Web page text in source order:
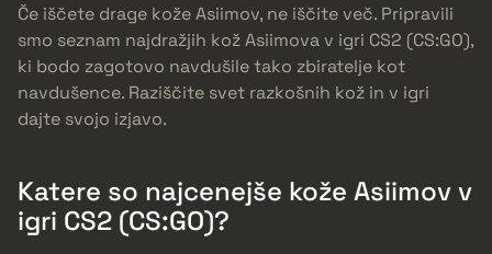
Če iščete drage kože Asiimov, ne iščite več. Pripravili
smo seznam najdražjih kož Asiimova v igri CS2 (CS:GO),
ki bodo zagotovo navdušile tako zbiratelje kot
navdušence. Raziščite svet razkošnih kož in v igri
dajte svojo izjavo.
Katere so najcenejše kože Asiimov v
igri CS2 (CS:GO)?